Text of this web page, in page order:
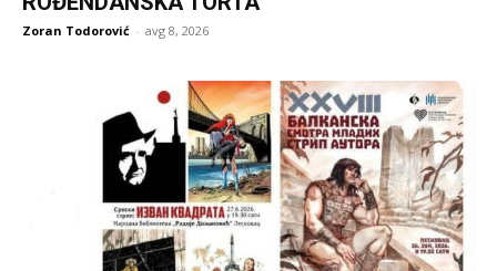
Zoran Todorović - avg 8, 2026